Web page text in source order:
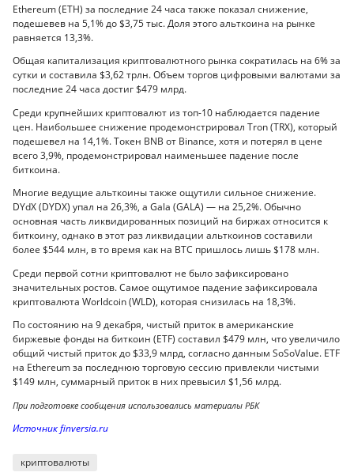
Ethereum (ETH) за последние 24 часа также показал снижение,
подешевев на 5,1% до $3,75 тыс. Доля этого альткоина на рынке
равняется 13,3%.
Общая капитализация криптовалютного рынка сократилась на 6% за
сутки и составила $3,62 трлн. Объем торгов цифровыми валютами за
последние 24 часа достиг $479 млрд.
Среди крупнейших криптовалют из топ-10 наблюдается падение
цен. Наибольшее снижение продемонстрировал Tron (TRX), который
подешевел на 14,1%. Токен BNB от Binance, хотя и потерял в цене
всего 3,9%, продемонстрировал наименьшее падение после
биткоина.
Многие ведущие альткоины также ощутили сильное снижение.
DYdX (DYDX) упал на 26,3%, а Gala (GALA) — на 25,2%. Обычно
основная часть ликвидированных позиций на биржах относится к
биткоину, однако в этот раз ликвидации альткоинов составили
более $544 млн, в то время как на BTC пришлось лишь $178 млн.
Среди первой сотни криптовалют не было зафиксировано
значительных ростов. Самое ощутимое падение зафиксировала
криптовалюта Worldcoin (WLD), которая снизилась на 18,3%.
По состоянию на 9 декабря, чистый приток в американские
биржевые фонды на биткоин (ETF) составил $479 млн, что увеличило
общий чистый приток до $33,9 млрд, согласно данным SoSoValue. ETF
на Ethereum за последнюю торговую сессию привлекли чистыми
$149 млн, суммарный приток в них превысил $1,56 млрд.
При подготовке сообщения использовались материалы РБК
Источник finversia.ru
криптовалюты